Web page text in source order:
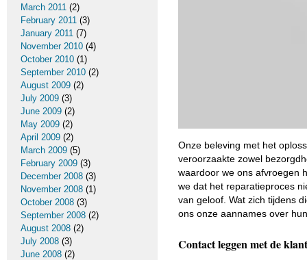
Onze beleving met het
veroorzaakte zowel
waardoor we ons afvroegen
we dat het reparatieproces
van geloof. Wat zich tijdens
ons onze aannames over
Contact leggen met de
March 2011 (2)
February 2011 (3)
January 2011 (7)
November 2010 (4)
October 2010 (1)
September 2010 (2)
August 2009 (2)
July 2009 (3)
June 2009 (2)
May 2009 (2)
April 2009 (2)
March 2009 (5)
February 2009 (3)
December 2008 (3)
November 2008 (1)
October 2008 (3)
September 2008 (2)
August 2008 (2)
July 2008 (3)
June 2008 (2)